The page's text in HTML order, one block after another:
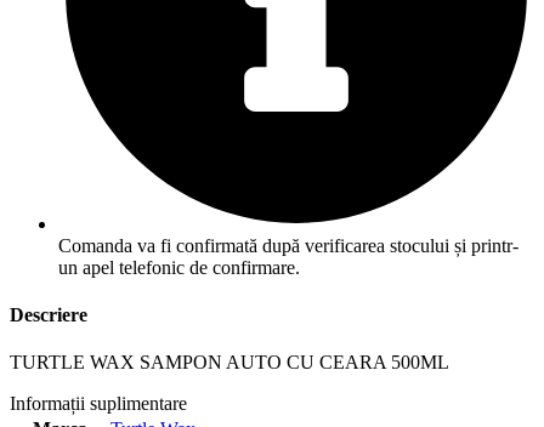
Comanda va fi confirmată după verificarea stocului și printr-
un apel telefonic de confirmare.
Descriere
TURTLE WAX SAMPON AUTO CU CEARA 500ML
Informații suplimentare